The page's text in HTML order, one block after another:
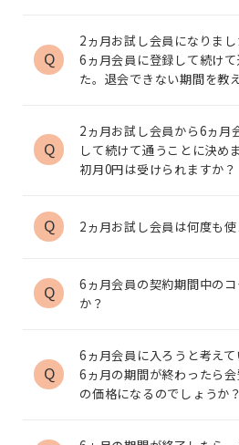
Q
2ヵ月お試し会員になりまし
6ヵ月会員に登録して続け
た。退会できない期間を教
Q
2ヵ月お試し会員から6ヵ月
して続けて通うことに決め
初月0円は受けられますか？
Q 2ヵ月お試し会員は何度も
Q
6ヵ月会員の契約期間中の
か？
Q
6ヵ月会員に入ろうと考えて
6ヵ月の期間が終わったら
の価格になるのでしょうか？